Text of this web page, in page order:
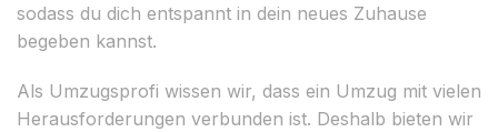
sodass du dich entspannt in dein neues Zuhause
begeben kannst.
Als Umzugsprofi wissen wir, dass ein Umzug mit vielen
Herausforderungen verbunden ist. Deshalb bieten wir